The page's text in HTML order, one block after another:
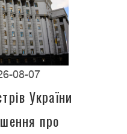
08-07
України
про